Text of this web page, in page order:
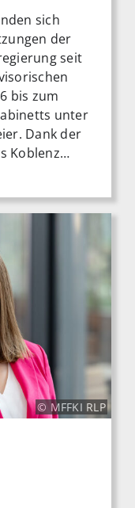
sich
der
seit
bis zum
unter
Dank der
Koblenz…
© MFFKI RLP